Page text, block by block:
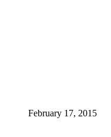
February 17, 2015